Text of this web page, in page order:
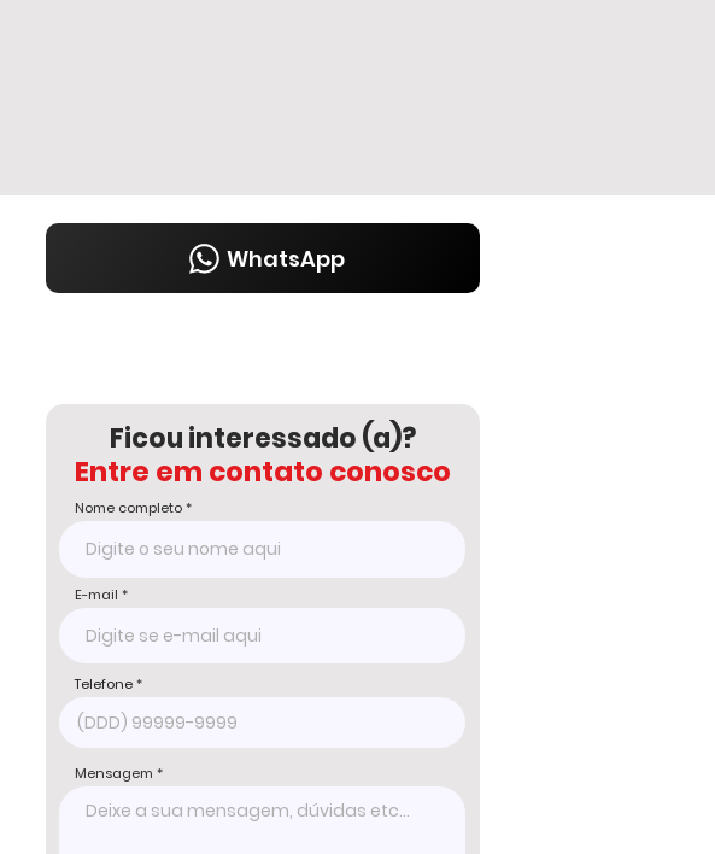
Ficou interessado (a)?
Entre em contato conosco
Nome completo
E-mail
Telefone
Mensagem
WhatsApp